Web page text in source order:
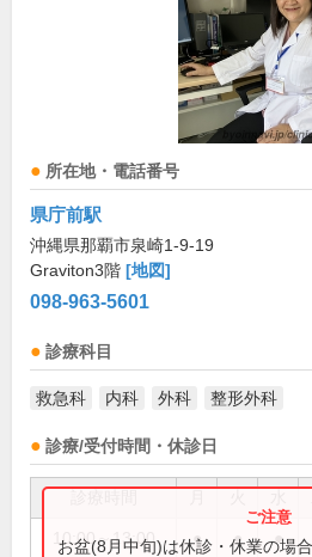
所在地・電話番号
県庁前駅
沖縄県那覇市泉崎1-9-19
Graviton3階 [地図]
098-963-5601
診療科目
救急科 内科 外科 整形外科
診療/受付時間・休診日
10:00～13:00 ● ● ●
お盆(8月中旬)は休診・休業の場